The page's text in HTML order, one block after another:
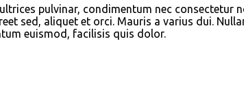
pulvinar, condimentum nec consectetur
sed, aliquet et orci. Mauris a varius dui.
euismod, facilisis quis dolor.